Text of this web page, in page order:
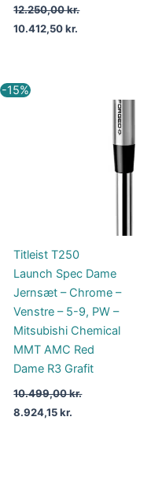
12.250,00kr.
10.412,50kr.
-15%
Titleist T250
Launch Spec Dame
Jernsæt – Chrome –
Venstre – 5-9, PW –
Mitsubishi Chemical
MMT AMC Red
Dame R3 Grafit
10.499,00kr.
Den
oprindelige
8.924,15kr.
aktuelle
8.924,15 kr..